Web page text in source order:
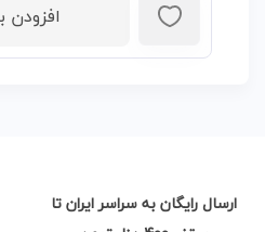
ارسال رایگان به سراسر ایران تا